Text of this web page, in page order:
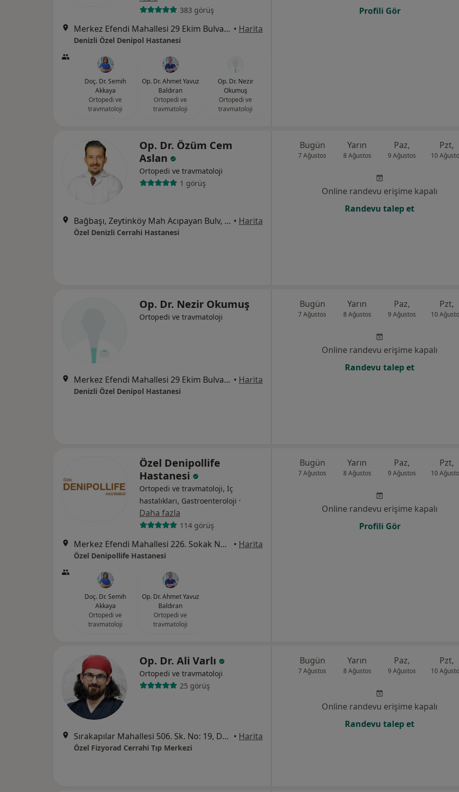
383 görüş
Merkez Efendi Mahallesi 29 Ekim Bulvarı No:102, Denizli • Harita
Denizli Özel Denipol Hastanesi
Doç. Dr. Semih
Akkaya
Ortopedi ve
travmatoloji
Op. Dr. Ahmet Yavuz
Baldıran
Ortopedi ve
travmatoloji
Op. Dr. Nezir
Okumuş
Ortopedi ve
travmatoloji
Profili Gör
Op. Dr. Özüm Cem
Aslan
Ortopedi ve travmatoloji
1 görüş
Bağbaşı, Zeytinköy Mah Acıpayan Bulv, Antalya Yolu No:5, Denizli • Harita
Özel Denizli Cerrahi Hastanesi
Bugün
7 Ağustos
Yarın
8 Ağustos
Paz,
9 Ağustos
Pzt,
10
Online randevu erişime kapalı
Randevu talep et
Op. Dr. Nezir Okumuş
Ortopedi ve travmatoloji
Merkez Efendi Mahallesi 29 Ekim Bulvarı No:102, Denizli • Harita
Denizli Özel Denipol Hastanesi
Bugün
7 Ağustos
Yarın
8 Ağustos
Paz,
9 Ağustos
Pzt,
10
Online randevu erişime kapalı
Randevu talep et
Özel Denipollife
Hastanesi
Ortopedi ve travmatoloji, İç
hastalıkları, Gastroenteroloji ·
Daha fazla
114 görüş
Merkez Efendi Mahallesi 226. Sokak No:156, Denizli • Harita
Özel Denipollife Hastanesi
Doç. Dr. Semih
Akkaya
Ortopedi ve
travmatoloji
Op. Dr. Ahmet Yavuz
Baldıran
Ortopedi ve
travmatoloji
Bugün
7 Ağustos
Yarın
8 Ağustos
Paz,
9 Ağustos
Pzt,
10
Online randevu erişime kapalı
Profili Gör
Op. Dr. Ali Varlı
Ortopedi ve travmatoloji
25 görüş
Sırakapılar Mahallesi 506. Sk. No: 19, Denizli • Harita
Özel Fizyorad Cerrahi Tıp Merkezi
Bugün
7 Ağustos
Yarın
8 Ağustos
Paz,
9 Ağustos
Pzt,
10
Online randevu erişime kapalı
Randevu talep et